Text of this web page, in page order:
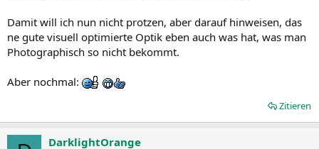
Damit will ich nun nicht protzen, aber darauf hinweisen, das
ne gute visuell optimierte Optik eben auch was hat, was man
Photographisch so nicht bekommt.
Aber nochmal:
Zitieren
DarklightOrange